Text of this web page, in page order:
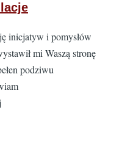
inicjatyw i pomysłów
mi Waszą stronę
podziwu